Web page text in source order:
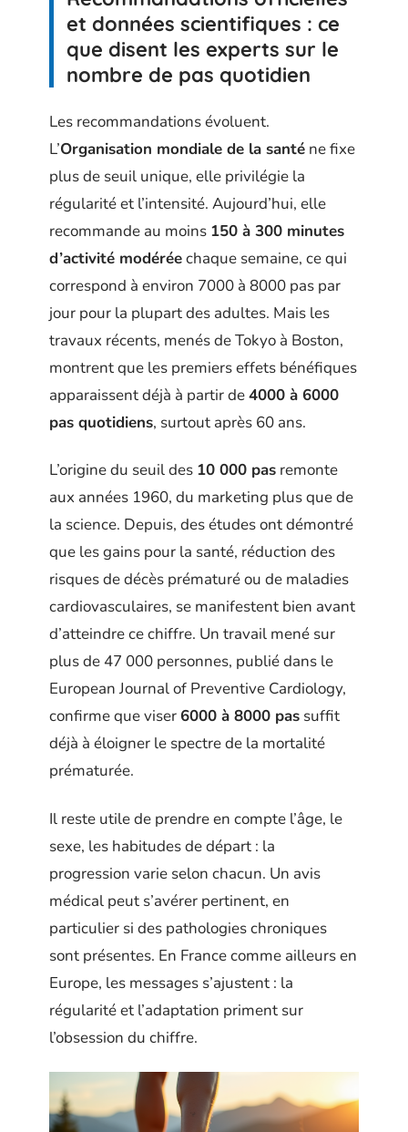
et données scientifiques : ce
que disent les experts sur le
nombre de pas quotidien
Les recommandations évoluent.
L’Organisation mondiale de la santé ne fixe
plus de seuil unique, elle privilégie la
régularité et l’intensité. Aujourd’hui, elle
recommande au moins 150 à 300 minutes
d’activité modéréechaque semaine, ce qui
correspond à environ 7000 à 8000 pas par
jour pour la plupart des adultes. Mais les
travaux récents, menés de Tokyo à Boston,
montrent que les premiers effets bénéfiques
apparaissent déjà à partir de4000 à 6000
pas quotidiens, surtout après 60 ans.
L’origine du seuil des 10 000 pas remonte
aux années 1960, du marketing plus que de
la science. Depuis, des études ont démontré
que les gains pour la santé, réduction des
risques de décès prématuré ou de maladies
cardiovasculaires, se manifestent bien avant
d’atteindre ce chiffre. Un travail mené sur
plus de 47 000 personnes, publié dans le
European Journal of Preventive Cardiology,
confirme que viser 6000 à 8000 pas suffit
déjà à éloigner le spectre de la mortalité
prématurée.
Il reste utile de prendre en compte l’âge, le
sexe, les habitudes de départ : la
progression varie selon chacun. Un avis
médical peut s’avérer pertinent, en
particulier si des pathologies chroniques
sont présentes. En France comme ailleurs en
Europe, les messages s’ajustent : la
régularité et l’adaptation priment sur
l’obsession du chiffre.